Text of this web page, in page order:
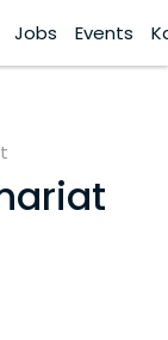
Jobs Events